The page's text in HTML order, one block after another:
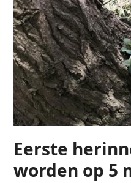
Eerste
worden op 5